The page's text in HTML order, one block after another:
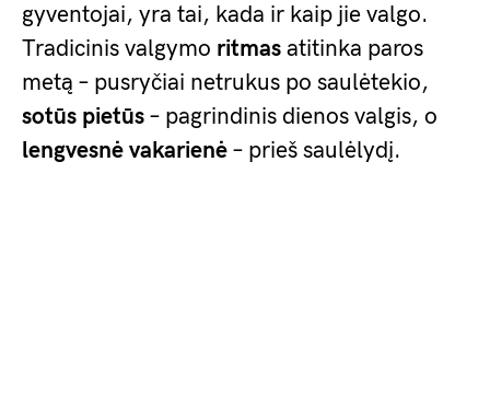
gyventojai, yra tai, kada ir kaip jie valgo.
Tradicinis valgymo ritmas atitinka paros
metą – pusryčiai netrukus po saulėtekio,
sotūs pietūs – pagrindinis dienos valgis, o
lengvesnė vakarienė – prieš saulėlydį.